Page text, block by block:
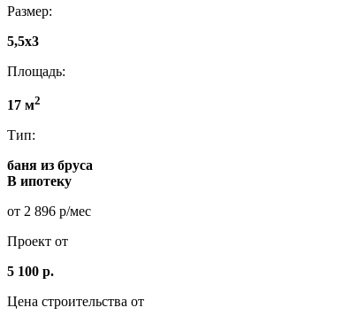
Размер:
5,5x3
Площадь:
17 м2
Тип:
баня из бруса
В ипотеку
от 2 896 р/мес
Проект от
5 100 р.
Цена строительства от